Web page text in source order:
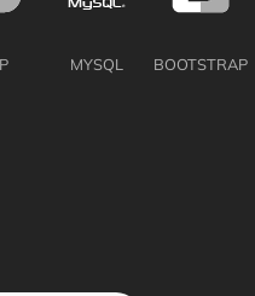
MYSQL BOOTSTRAP